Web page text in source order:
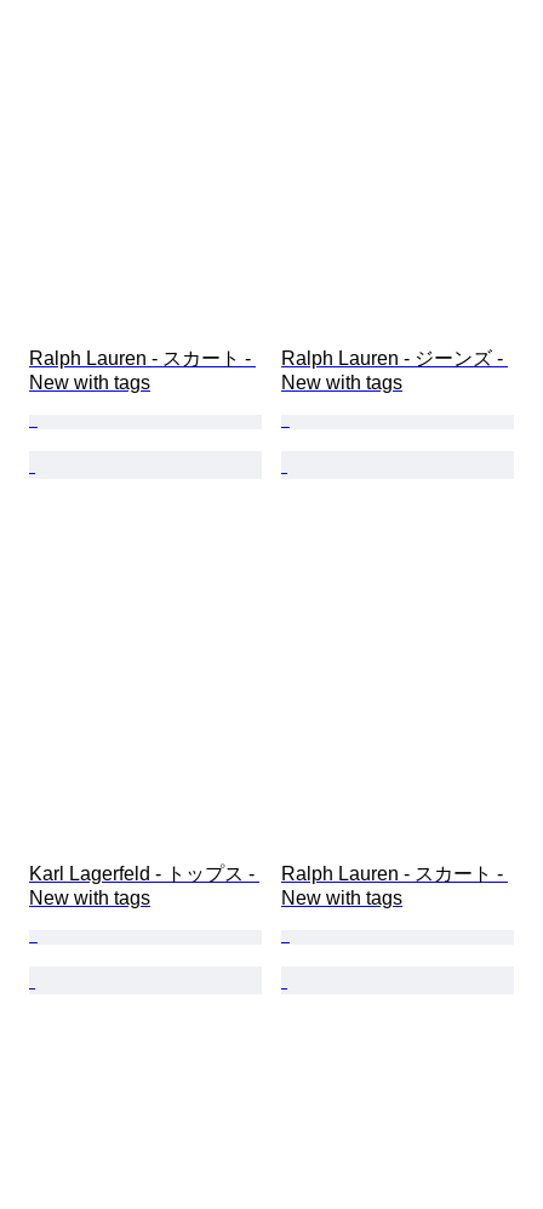
Ralph Lauren - スカート -
New with tags
Ralph Lauren - ジーンズ -
New with tags
Karl Lagerfeld - トップス -
New with tags
Ralph Lauren - スカート -
New with tags